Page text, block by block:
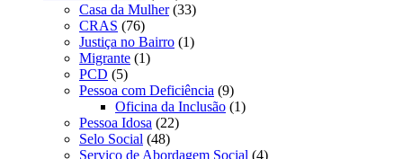
Casa da Mulher(33)
CRAS (76)
Justiça no Bairro (1)
Migrante (1)
PCD (5)
Pessoa com Deficiência (9)
Oficina da Inclusão (1)
Pessoa Idosa (22)
Selo Social (48)
Serviço de Abordagem Social (4)